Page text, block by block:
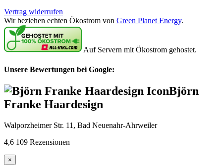
Vertrag widerrufen
Wir beziehen echten Ökostrom von Green Planet Energy.
Auf Servern mit Ökostrom gehostet.
Unsere Bewertungen bei Google:
Björn
Franke Haardesign
Walporzheimer Str. 11, Bad Neuenahr-Ahrweiler
4,6 109 Rezensionen
×